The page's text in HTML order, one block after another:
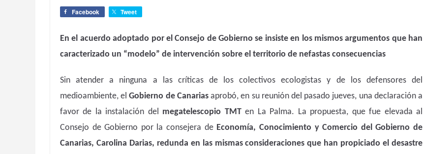
Facebook Tweet
En el acuerdo adoptado por el Consejo de Gobierno se insiste en los mismos argumentos que han
caracterizado un “modelo” de intervención sobre el territorio de nefastas consecuencias
Sin atender a ninguna a las críticas de los colectivos ecologistas y de los defensores del
medioambiente, elGobierno de Canariasaprobó, en su reunión del pasado jueves, una declaración a
favor de la instalación del megatelescopio TMTen La Palma. La propuesta, que fue elevada al
Consejo de Gobierno por la consejera de Economía, Conocimiento y Comercio del Gobierno de
Canarias, Carolina Darias, redunda en las mismas consideraciones que han propiciado el desastre